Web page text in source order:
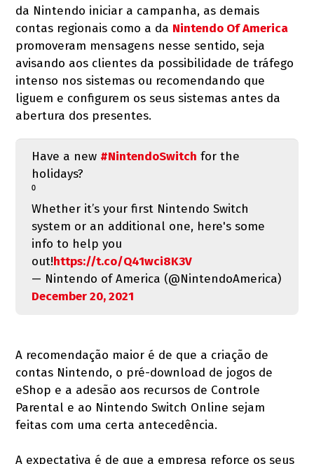
da Nintendo iniciar a campanha, as demais
contas regionais como a da Nintendo Of America
promoveram mensagens nesse sentido, seja
avisando aos clientes da possibilidade de tráfego
intenso nos sistemas ou recomendando que
liguem e configurem os seus sistemas antes da
abertura dos presentes.
Have a new #NintendoSwitch for the
holidays?
⁰
Whether it’s your first Nintendo Switch
system or an additional one, here's some
info to help you
out!https://t.co/Q41wci8K3V
— Nintendo of America (@NintendoAmerica)
December 20, 2021
A recomendação maior é de que a criação de
contas Nintendo, o pré-download de jogos de
eShop e a adesão aos recursos de Controle
Parental e ao Nintendo Switch Online sejam
feitas com uma certa antecedência.
A expectativa é de que a empresa reforce os seus